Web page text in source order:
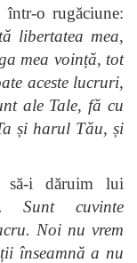
o rugăciune:
libertatea mea,
mea voință, tot
aceste lucruri,
ale Tale, fă cu
și harul Tău, și
lui
Sunt cuvinte
Noi nu vrem
înseamnă a nu